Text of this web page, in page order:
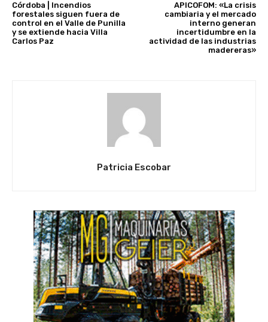
Córdoba | Incendios
forestales siguen fuera de
control en el Valle de Punilla
y se extiende hacia Villa
Carlos Paz
APICOFOM: «La crisis
cambiaria y el mercado
interno generan
incertidumbre en la
actividad de las industrias
madereras»
Patricia Escobar